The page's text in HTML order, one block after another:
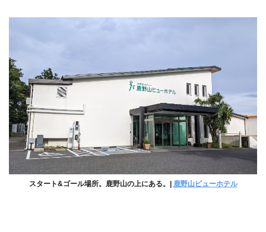
スタート&ゴール場所。鹿野山の上にある。| 鹿野山ビューホテル